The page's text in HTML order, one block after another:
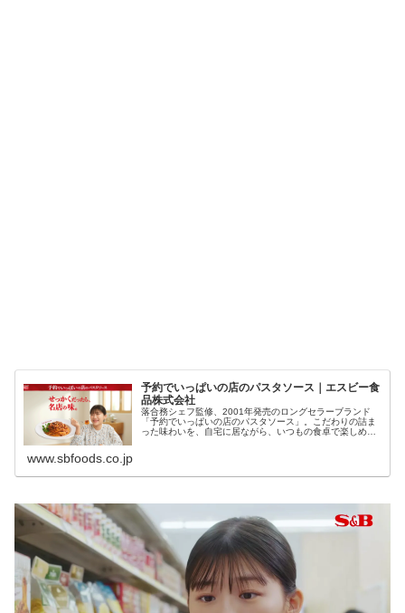
予約でいっぱいの店のパスタソース｜エスビー食
品株式会社
落合務シェフ監修、2001年発売のロングセラーブランド
「予約でいっぱいの店のパスタソース」。こだわりの詰ま
った味わいを、自宅に居ながら、いつもの食卓で楽しめま
www.sbfoods.co.jp